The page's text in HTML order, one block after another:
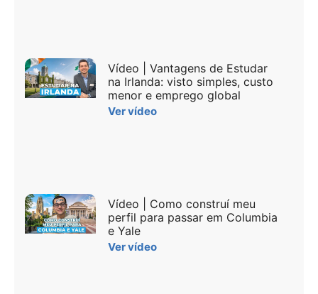
Vídeo | Vantagens de Estudar
na Irlanda: visto simples, custo
menor e emprego global
Ver vídeo
Vídeo | Como construí meu
perfil para passar em Columbia
e Yale
Ver vídeo